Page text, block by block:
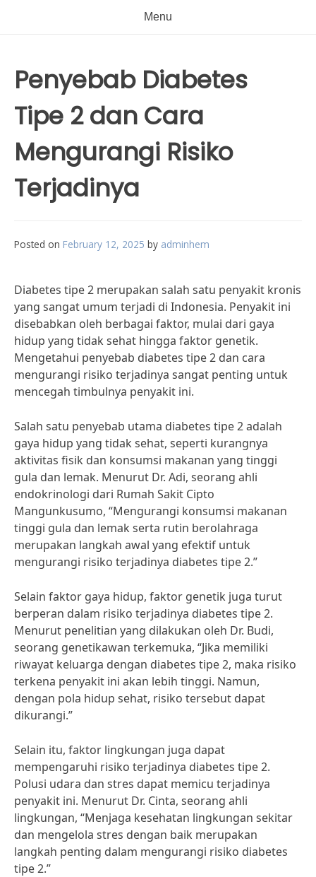
Menu
Penyebab Diabetes
Tipe 2 dan Cara
Mengurangi Risiko
Terjadinya
Posted on February 12, 2025 by adminhem
Diabetes tipe 2 merupakan salah satu penyakit kronis
yang sangat umum terjadi di Indonesia. Penyakit ini
disebabkan oleh berbagai faktor, mulai dari gaya
hidup yang tidak sehat hingga faktor genetik.
Mengetahui penyebab diabetes tipe 2 dan cara
mengurangi risiko terjadinya sangat penting untuk
mencegah timbulnya penyakit ini.
Salah satu penyebab utama diabetes tipe 2 adalah
gaya hidup yang tidak sehat, seperti kurangnya
aktivitas fisik dan konsumsi makanan yang tinggi
gula dan lemak. Menurut Dr. Adi, seorang ahli
endokrinologi dari Rumah Sakit Cipto
Mangunkusumo, “Mengurangi konsumsi makanan
tinggi gula dan lemak serta rutin berolahraga
merupakan langkah awal yang efektif untuk
mengurangi risiko terjadinya diabetes tipe 2.”
Selain faktor gaya hidup, faktor genetik juga turut
berperan dalam risiko terjadinya diabetes tipe 2.
Menurut penelitian yang dilakukan oleh Dr. Budi,
seorang genetikawan terkemuka, “Jika memiliki
riwayat keluarga dengan diabetes tipe 2, maka risiko
terkena penyakit ini akan lebih tinggi. Namun,
dengan pola hidup sehat, risiko tersebut dapat
dikurangi.”
Selain itu, faktor lingkungan juga dapat
mempengaruhi risiko terjadinya diabetes tipe 2.
Polusi udara dan stres dapat memicu terjadinya
penyakit ini. Menurut Dr. Cinta, seorang ahli
lingkungan, “Menjaga kesehatan lingkungan sekitar
dan mengelola stres dengan baik merupakan
langkah penting dalam mengurangi risiko diabetes
tipe 2.”